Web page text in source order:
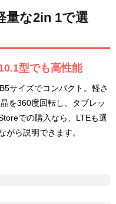
量な2in 1で選
型でも高性能
サイズでコンパクト。軽さ
を360度回転し、タブレッ
での購入なら、LTEも選
がら説明できます。